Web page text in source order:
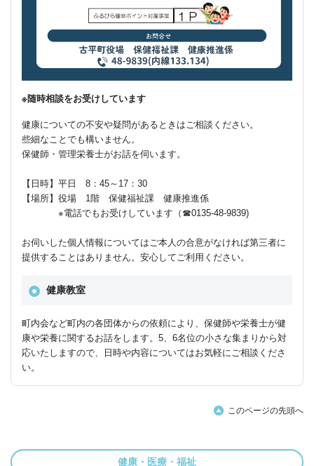
※随時相談をお受けしています
健康についての不安や疑問があるときはご相談ください。
些細なことでも構いません。
保健師・管理栄養士がお話を伺います。
【日時】平日 8：45～17：30
【場所】役場 1階 保健福祉課 健康推進係
※電話でもお受けしています（☎0135-48-9839)
お伺いした個人情報についてはご本人の合意がなければ第三者に
提供することはありません。安心してご利用ください。
健康教室
町内会など町内の各団体からの依頼により、保健師や栄養士が健
康や栄養に関するお話をします。5、6名位の小さな集まりから対
応いたしますので、日時や内容についてはお気軽にご相談くださ
い。
このページの先頭へ
健康・医療・福祉